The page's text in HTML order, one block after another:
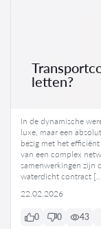
letten?
In de dynamische
luxe, maar een
bezig met het
van een complex
samenwerkingen zijn
waterdicht contract
22.02.2026
0 0 43